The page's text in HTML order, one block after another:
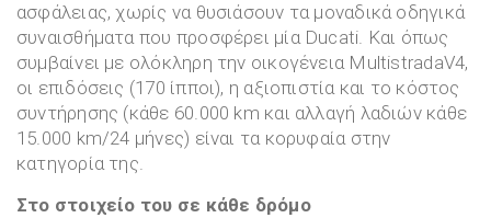
ασφάλειας, χωρίς να θυσιάσουν τα μοναδικά οδηγικά
συναισθήματα που προσφέρει μία Ducati. Και όπως
συμβαίνει με ολόκληρη την οικογένεια MultistradaV4,
οι επιδόσεις (170 ίπποι), η αξιοπιστία και το κόστος
συντήρησης (κάθε 60.000 km και αλλαγή λαδιών κάθε
15.000 km/24 μήνες) είναι τα κορυφαία στην
κατηγορία της.
Στο στοιχείο του σε κάθε δρόμο